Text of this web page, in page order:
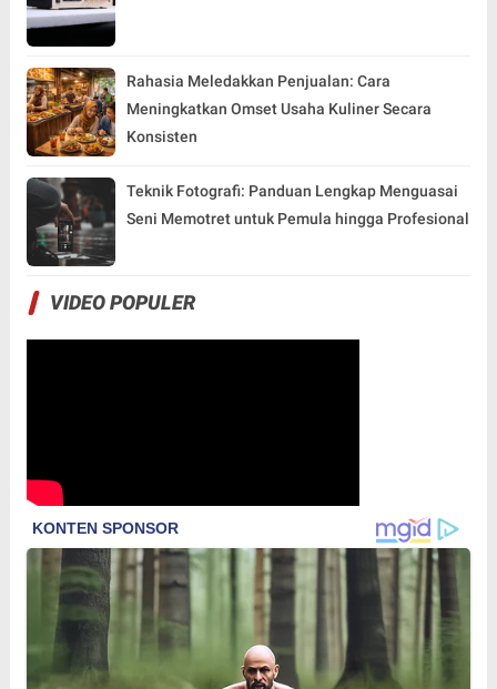
Rahasia Meledakkan Penjualan: Cara
Meningkatkan Omset Usaha Kuliner Secara
Konsisten
Teknik Fotografi: Panduan Lengkap Menguasai
Seni Memotret untuk Pemula hingga Profesional
VIDEO POPULER